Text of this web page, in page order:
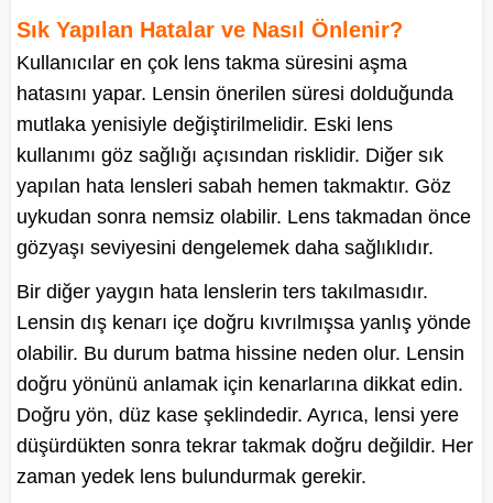
Sık Yapılan Hatalar ve Nasıl Önlenir?
Kullanıcılar en çok lens takma süresini aşma
hatasını yapar. Lensin önerilen süresi dolduğunda
mutlaka yenisiyle değiştirilmelidir. Eski lens
kullanımı göz sağlığı açısından risklidir. Diğer sık
yapılan hata lensleri sabah hemen takmaktır. Göz
uykudan sonra nemsiz olabilir. Lens takmadan önce
gözyaşı seviyesini dengelemek daha sağlıklıdır.
Bir diğer yaygın hata lenslerin ters takılmasıdır.
Lensin dış kenarı içe doğru kıvrılmışsa yanlış yönde
olabilir. Bu durum batma hissine neden olur. Lensin
doğru yönünü anlamak için kenarlarına dikkat edin.
Doğru yön, düz kase şeklindedir. Ayrıca, lensi yere
düşürdükten sonra tekrar takmak doğru değildir. Her
zaman yedek lens bulundurmak gerekir.